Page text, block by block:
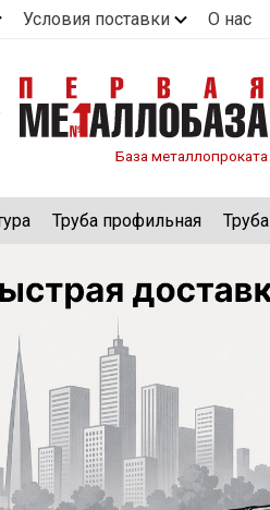
Условия поставки О нас
База металлопроката
Труба профильная Труба